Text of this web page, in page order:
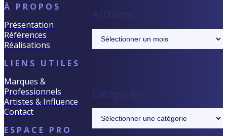
Archives
Catégories
À PROPOS
Présentation
Références
Réalisations
LIENS UTILES
Marques &
Professionnels
Artistes & Influence
Contact
ESPACE PRO